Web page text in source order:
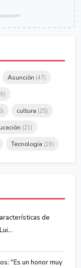
Asunción (47)
cultura (25)
(21)
Tecnología (19)
de
"Es un honor muy